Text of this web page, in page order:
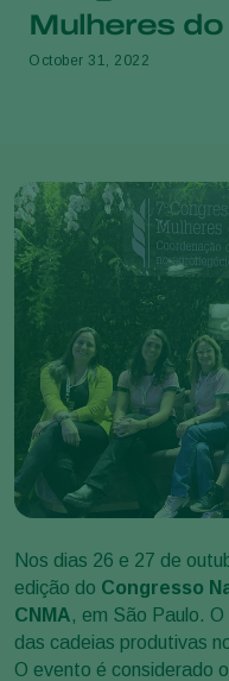
Mulheres
October 31, 2022
Nos dias 26 e 27 de
edição do Congresso
CNMA, em São Paulo.
das cadeias produtivas
O evento é considerado